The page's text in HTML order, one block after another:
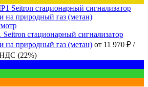
стационарный сигнализатор
на природный газ (метан) от 11 970 ₽ /
(22%)